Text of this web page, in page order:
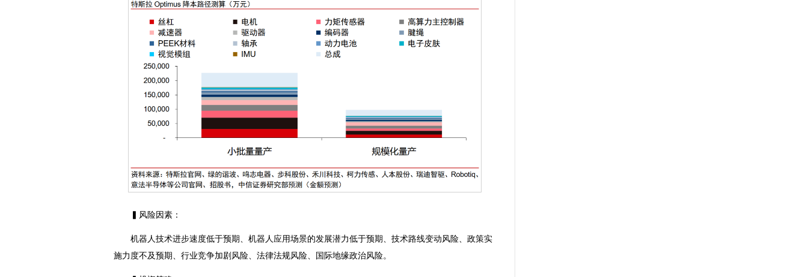
▍风险因素：
机器人技术进步速度低于预期、机器人应用场景的发展潜力低于预期、技术路线变动风险、政策实
施力度不及预期、行业竞争加剧风险、法律法规风险、国际地缘政治风险。